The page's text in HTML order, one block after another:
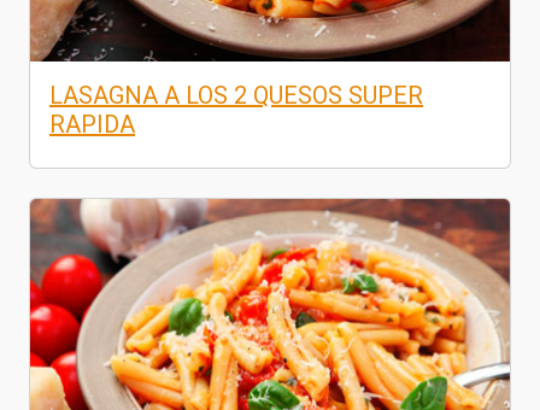
LASAGNA A LOS 2 QUESOS SUPER
RAPIDA